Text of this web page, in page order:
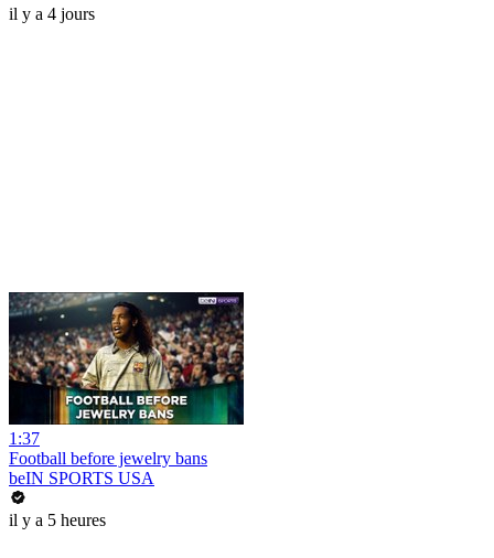
il y a 4 jours
1:37
Football before jewelry bans
beIN SPORTS USA
il y a 5 heures